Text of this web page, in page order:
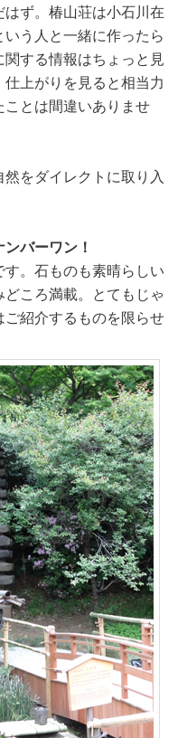
ず。椿山荘は小石川在
う人と一緒に作ったら
する情報はちょっと見
上がりを見ると相当力
とは間違いありませ
をダイレクトに取り入
バーワン！
。石ものも素晴らしい
ころ満載。とてもじゃ
紹介するものを限らせ